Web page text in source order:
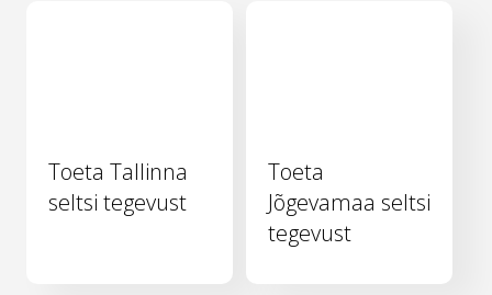
Toeta Tallinna
seltsi tegevust
Toeta
Jõgevamaa seltsi
tegevust